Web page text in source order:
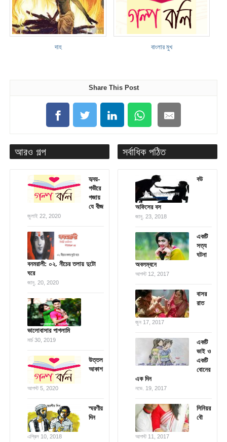
দাহ বাংলার মুখ
Share This Post
আরও গল্প
হৃদয়-
গভীরে
গজায়
যে বীজ
জুলাই 22, 2020
বনমরালী: ০২. নীচের তলায় দুটো
ঘরে
জানু. 20, 2020
ভালোবাসার পাগলামি
মার্চ 30, 2019
উত্তল
আকাশ
আগস্ট 5, 2020
স্মরণীয়
দিন
এপ্রিল 10, 2018
সর্বাধিক পঠিত
বউ
অফিসের বস
জানু. 23, 2018
একটি
সত্য
ঘটনা
অবলম্বনে
আগস্ট 12, 2017
বাসর
রাত
জুন 17, 2017
একটি
ভাই ও
একটি
বোনের
এক দিন
নভে. 19, 2017
সিনিয়র
বৌ
আগস্ট 11, 2017